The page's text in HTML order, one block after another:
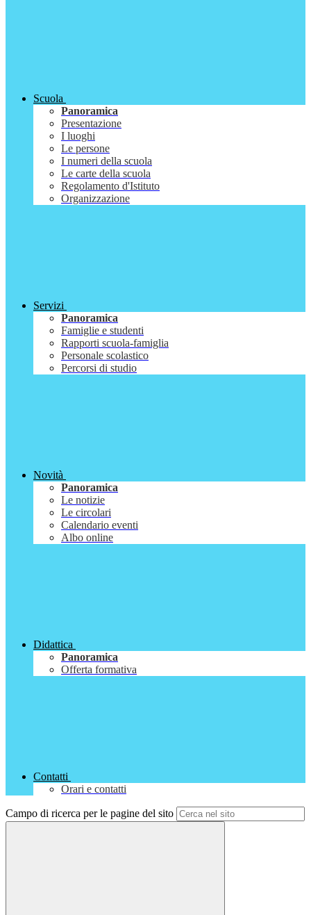
Scuola
Panoramica
Presentazione
I luoghi
Le persone
I numeri della scuola
Le carte della scuola
Regolamento d'Istituto
Organizzazione
Servizi
Panoramica
Famiglie e studenti
Rapporti scuola-famiglia
Personale scolastico
Percorsi di studio
Novità
Panoramica
Le notizie
Le circolari
Calendario eventi
Albo online
Didattica
Panoramica
Offerta formativa
Contatti
Orari e contatti
Campo di ricerca per le pagine del sito